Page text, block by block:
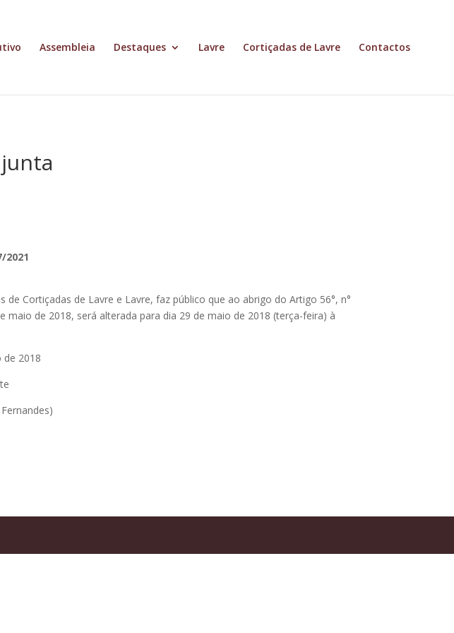
Assembleia Destaques Lavre Cortiçadas de Lavre Contactos
2021
Cortiçadas de Lavre e Lavre, faz público que ao abrigo do Artigo 56°, n°
de 2018, será alterada para dia 29 de maio de 2018 (terça-feira) à
de 2018